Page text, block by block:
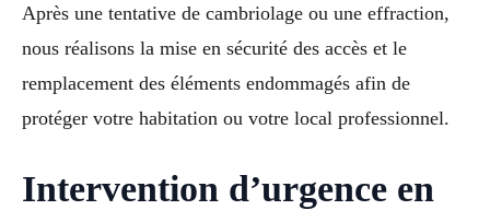
Après une tentative de cambriolage ou une effraction,
nous réalisons la mise en sécurité des accès et le
remplacement des éléments endommagés afin de
protéger votre habitation ou votre local professionnel.
Intervention d’urgence en